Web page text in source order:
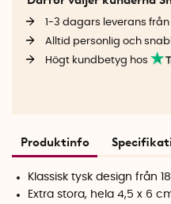
1-3 dagars leverans
Alltid personlig och
Högt kundbetyg hos
Produktinfo
Klassisk tysk design från
Extra stora, hela 4,5 x 6